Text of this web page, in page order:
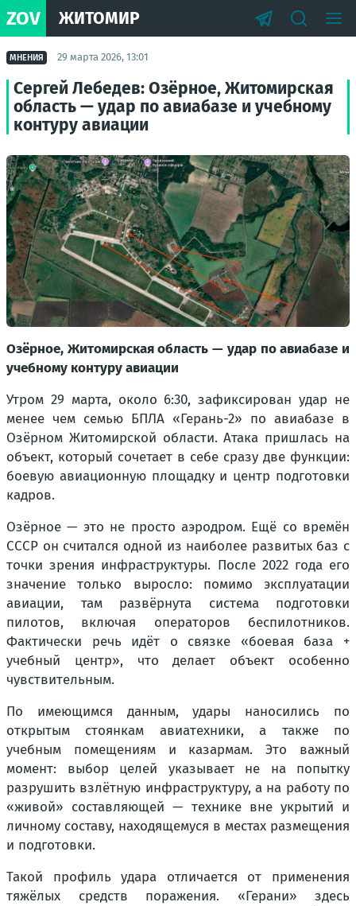
ZOV ЖИТОМИР
МНЕНИЯ 29 марта 2026, 13:01
Сергей Лебедев: Озёрное, Житомирская
область — удар по авиабазе и учебному
контуру авиации
Озёрное, Житомирская область — удар по авиабазе и
учебному контуру авиации
Утром 29 марта, около 6:30, зафиксирован удар не
менее чем семью БПЛА «Герань-2» по авиабазе в
Озёрном Житомирской области. Атака пришлась на
объект, который сочетает в себе сразу две функции:
боевую авиационную площадку и центр подготовки
кадров.
Озёрное — это не просто аэродром. Ещё со времён
СССР он считался одной из наиболее развитых баз с
точки зрения инфраструктуры. После 2022 года его
значение только выросло: помимо эксплуатации
авиации, там развёрнута система подготовки
пилотов, включая операторов беспилотников.
Фактически речь идёт о связке «боевая база +
учебный центр», что делает объект особенно
чувствительным.
По имеющимся данным, удары наносились по
открытым стоянкам авиатехники, а также по
учебным помещениям и казармам. Это важный
момент: выбор целей указывает не на попытку
разрушить взлётную инфраструктуру, а на работу по
«живой» составляющей — технике вне укрытий и
личному составу, находящемуся в местах размещения
и подготовки.
Такой профиль удара отличается от применения
тяжёлых средств поражения. «Герани» здесь